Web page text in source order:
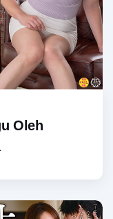
Oleh